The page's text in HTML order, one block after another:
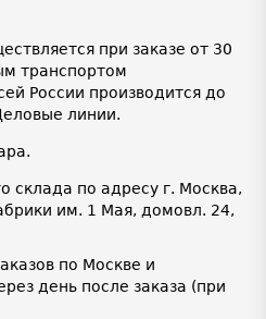
при заказе от 30
транспортом
России производится до
линии.
склада по адресу г. Москва,
им. 1 Мая, домовл. 24,
по Москве и
день после заказа (при